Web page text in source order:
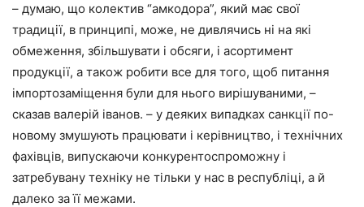
– думаю, що колектив “амкодора”, який має свої
традиції, в принципі, може, не дивлячись ні на які
обмеження, збільшувати і обсяги, і асортимент
продукції, а також робити все для того, щоб питання
імпортозаміщення були для нього вирішуваними, –
сказав валерій іванов. – у деяких випадках санкції по-
новому змушують працювати і керівництво, і технічних
фахівців, випускаючи конкурентоспроможну і
затребувану техніку не тільки у нас в республіці, а й
далеко за її межами.